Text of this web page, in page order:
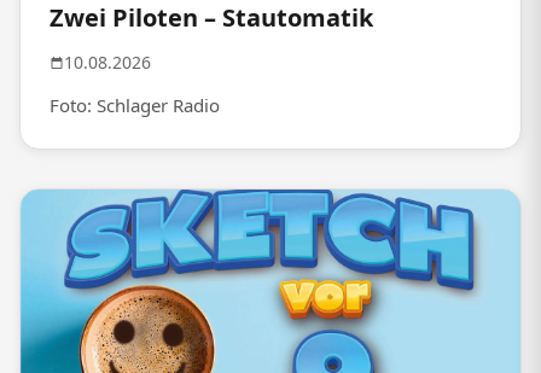
Zwei Piloten – Stautomatik
10.08.2026
Foto: Schlager Radio